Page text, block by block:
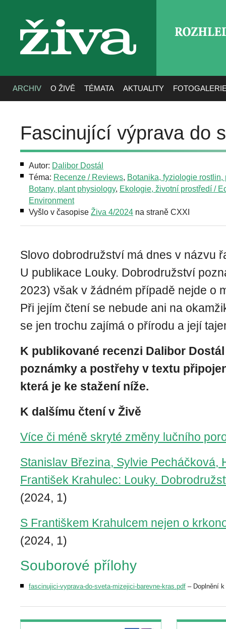
živa
ARCHIV O ŽIVĚ TÉMATA AKTUALITY
Fascinující výprava do
Autor: Dalibor Dostál
Téma: Recenze / Reviews, Botanika, fyziologie rostlin,
Botany, plant physiology, Ekologie, životní prostředí /
Environment
Vyšlo v časopise Živa 4/2024 na straně CXXI
Slovo dobrodružství má dnes v názvu
U publikace Louky. Dobrodružství
2023) však v žádném případě nejde o
Při jejím čtení se nebude ani na
se jen trochu zajímá o přírodu a její
K publikované recenzi Dalibor
poznámky a postřehy v textu
která je ke stažení níže.
K dalšímu čtení v Živě
Více či méně skryté změny lučního
Stanislav Březina, Sylvie Pecháčková,
František Krahulec: Louky.
(2024, 1)
S Františkem Krahulcem nejen o
(2024, 1)
Souborové přílohy
fascinujici-vyprava-do-sveta-mizejici-barevne-kras.pdf – Doplnění